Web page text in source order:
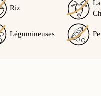
Riz
Légumineuses